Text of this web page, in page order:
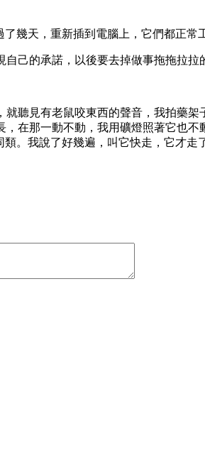
幾天，重新插到電腦上，它們都正常
己的承諾，以後要去掉做事拖拖拉拉
聽見有老鼠咬東西的聲音，我拍藥
在那一動不動，我用礦燈照著它也
。我說了好幾遍，叫它快走，它才走